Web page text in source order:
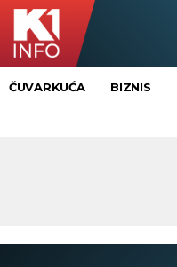
ČUVARKUĆA BIZNIS